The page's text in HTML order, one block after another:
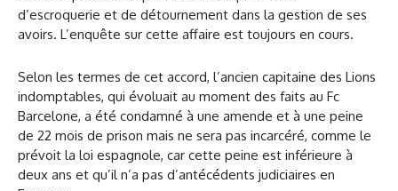
d’escroquerie et de détournement dans la gestion de ses
avoirs. L’enquête sur cette affaire est toujours en cours.
Selon les termes de cet accord, l’ancien capitaine des Lions
indomptables, qui évoluait au moment des faits au Fc
Barcelone, a été condamné à une amende et à une peine
de 22 mois de prison mais ne sera pas incarcéré, comme le
prévoit la loi espagnole, car cette peine est inférieure à
deux ans et qu’il n’a pas d’antécédents judiciaires en